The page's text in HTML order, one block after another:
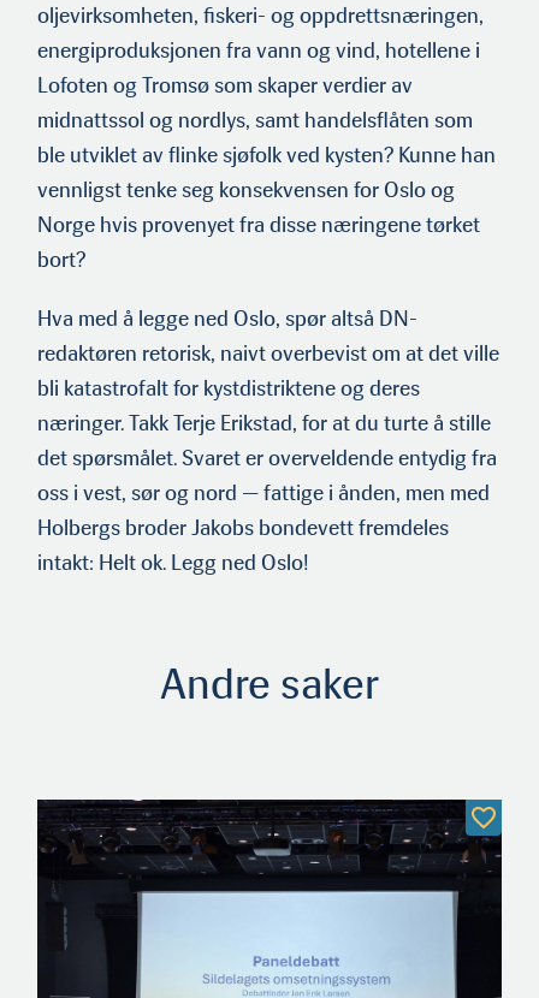
oljevirksomheten, fiskeri- og oppdrettsnæringen,
energiproduksjonen fra vann og vind, hotellene i
Lofoten og Tromsø som skaper verdier av
midnattssol og nordlys, samt handelsflåten som
ble utviklet av flinke sjøfolk ved kysten? Kunne han
vennligst tenke seg konsekvensen for Oslo og
Norge hvis provenyet fra disse næringene tørket
bort?
Hva med å legge ned Oslo, spør altså DN-
redaktøren retorisk, naivt overbevist om at det ville
bli katastrofalt for kystdistriktene og deres
næringer. Takk Terje Erikstad, for at du turte å stille
det spørsmålet. Svaret er overveldende entydig fra
oss i vest, sør og nord — fattige i ånden, men med
Holbergs broder Jakobs bondevett fremdeles
intakt: Helt ok. Legg ned Oslo!
Andre saker